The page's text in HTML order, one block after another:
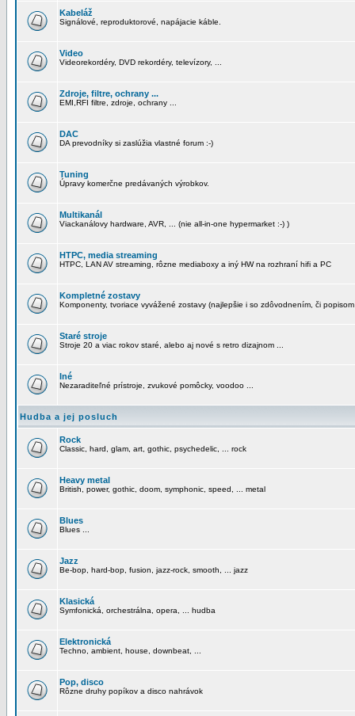
Kabeláž
Signálové, reproduktorové, napájacie káble.
Video
Videorekordéry, DVD rekordéry, televízory, ...
Zdroje, filtre, ochrany ...
EMI,RFI filtre, zdroje, ochrany ...
DAC
DA prevodníky si zaslúžia vlastné forum :-)
Tuning
Úpravy komerčne predávaných výrobkov.
Multikanál
Viackanálovy hardware, AVR, ... (nie all-in-one hypermarket :-) )
HTPC, media streaming
HTPC, LAN AV streaming, rôzne mediaboxy a iný HW na rozhraní hifi a PC
Kompletné zostavy
Komponenty, tvoriace vyvážené zostavy (najlepšie i so zdôvodnením, či
Staré stroje
Stroje 20 a viac rokov staré, alebo aj nové s retro dizajnom ...
Iné
Nezaraditeľné prístroje, zvukové pomôcky, voodoo ...
Hudba a jej posluch
Rock
Classic, hard, glam, art, gothic, psychedelic, ... rock
Heavy metal
British, power, gothic, doom, symphonic, speed, ... metal
Blues
Blues ...
Jazz
Be-bop, hard-bop, fusion, jazz-rock, smooth, ... jazz
Klasická
Symfonická, orchestrálna, opera, ... hudba
Elektronická
Techno, ambient, house, downbeat, ...
Pop, disco
Rôzne druhy popíkov a disco nahrávok